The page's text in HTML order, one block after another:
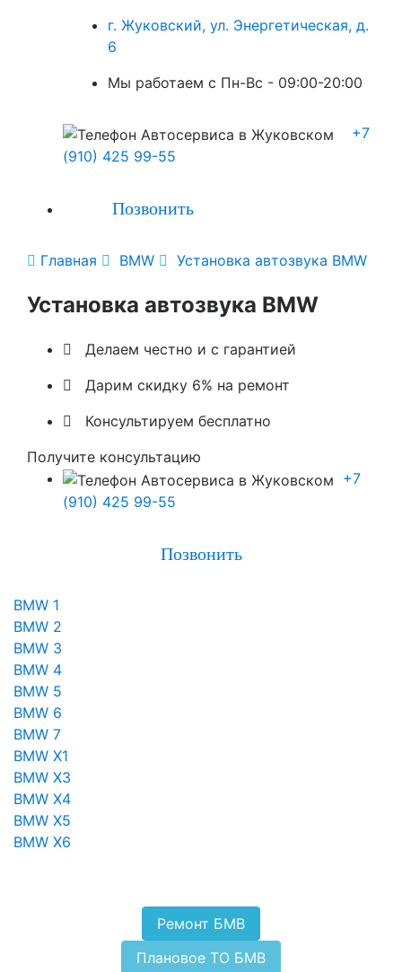
г. Жуковский, ул. Энергетическая, д.
6
Мы работаем с Пн-Вc - 09:00-20:00
+7
(910) 425 99-55
Позвонить
 Главная  BMW  Установка автозвука BMW
Установка автозвука BMW
 Делаем честно и с гарантией
 Дарим скидку 6% на ремонт
 Консультируем бесплатно
Получите консультацию
+7
(910) 425 99-55
Позвонить
BMW 1
BMW 2
BMW 3
BMW 4
BMW 5
BMW 6
BMW 7
BMW X1
BMW X3
BMW X4
BMW X5
BMW X6
Ремонт БМВ
Плановое ТО БМВ